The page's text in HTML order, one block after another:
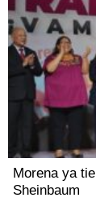
Morena ya
Sheinbaum